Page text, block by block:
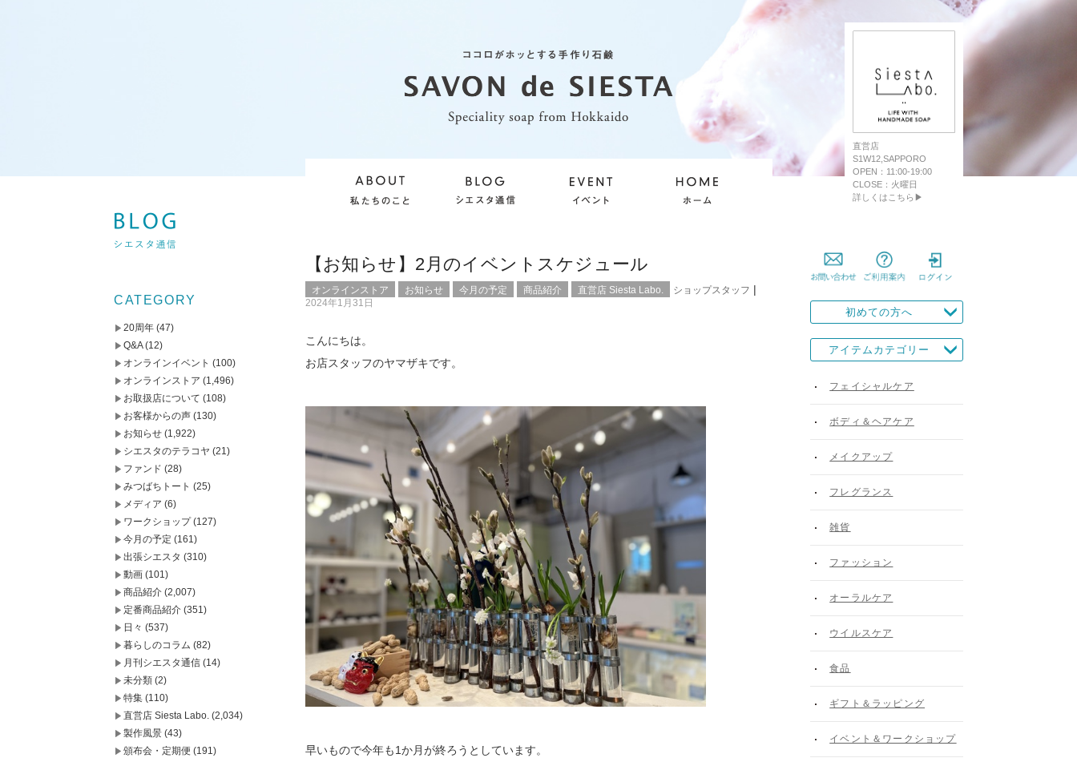
直営店
S1W12,SAPPORO
OPEN：11:00-19:00
CLOSE：火曜日
詳しくはこちら▶
【お知らせ】2月のイベントスケジュール
オンラインストア お知らせ 今月の予定 商品紹介 直営店 Siesta Labo. ショップスタッフ |
2024年1月31日
こんにちは。
お店スタッフのヤマザキです。
早いもので今年も1か月が終ろうとしています。
CATEGORY
20周年 (47)
Q&A(12)
オンラインイベント (100)
オンラインストア (1,496)
お取扱店について (108)
お客様からの声 (130)
お知らせ (1,922)
シエスタのテラコヤ (21)
ファンド (28)
みつばちトート (25)
メディア (6)
ワークショップ(127)
今月の予定 (161)
出張シエスタ (310)
動画 (101)
商品紹介 (2,007)
定番商品紹介 (351)
日々 (537)
暮らしのコラム (82)
月刊シエスタ通信 (14)
未分類 (2)
特集 (110)
直営店 Siesta Labo. (2,034)
製作風景 (43)
頒布会・定期便 (191)
初めての方へ
アイテムカテゴリー
フェイシャルケア
ボディ＆ヘアケア
メイクアップ
フレグランス
雑貨
ファッション
オーラルケア
ウイルスケア
食品
ギフト＆ラッピング
イベント＆ワークショップ